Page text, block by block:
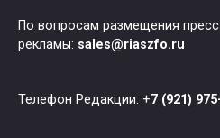
По вопросам размещения
рекламы: sales@riaszfo.ru
Телефон Редакции: +7 (921)